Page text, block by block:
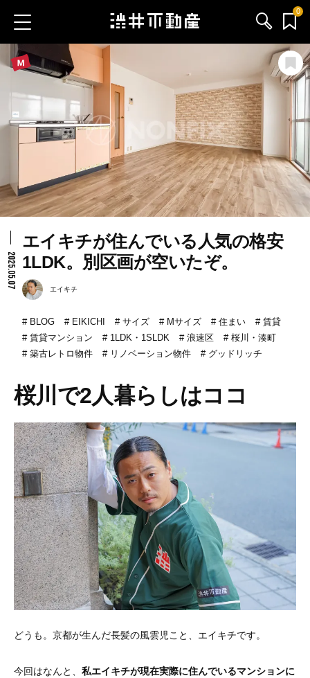
0
お気に入り物件
ブログ
サービス内容
渋井不動産のメンバー
会社情報
2025.05.07
エイキチが住んでいる人気の格安
1LDK。別区画が空いたぞ。
エイキチ
BLOG EIKICHI サイズ Mサイズ 住まい
賃貸
賃貸マンション
1LDK・1SLDK 浪速区
桜川・湊町
築古レトロ物件
リノベーション物件 グッドリッチ
桜川で2人暮らしはココ
どうも。京都が生んだ長髪の風雲児こと、エイキチです。
今回はなんと、 私エイキチが現在実際に住んでいるマンションに